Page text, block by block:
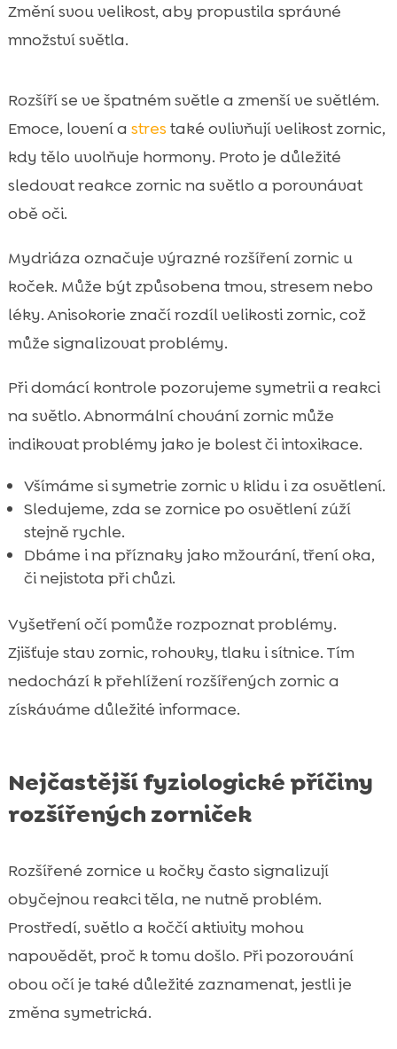
Změní svou velikost, aby propustila správné
množství světla.
Rozšíří se ve špatném světle a zmenší ve světlém.
Emoce, lovení a stres také ovlivňují velikost zornic,
kdy tělo uvolňuje hormony. Proto je důležité
sledovat reakce zornic na světlo a porovnávat
obě oči.
Mydriáza označuje výrazné rozšíření zornic u
koček. Může být způsobena tmou, stresem nebo
léky. Anisokorie značí rozdíl velikosti zornic, což
může signalizovat problémy.
Při domácí kontrole pozorujeme symetrii a reakci
na světlo. Abnormální chování zornic může
indikovat problémy jako je bolest či intoxikace.
Všímáme si symetrie zornic v klidu i za osvětlení.
Sledujeme, zda se zornice po osvětlení zúží
stejně rychle.
Dbáme i na příznaky jako mžourání, tření oka,
či nejistota při chůzi.
Vyšetření očí pomůže rozpoznat problémy.
Zjišťuje stav zornic, rohovky, tlaku i sítnice. Tím
nedochází k přehlížení rozšířených zornic a
získáváme důležité informace.
Nejčastější fyziologické příčiny
rozšířených zorniček
Rozšířené zornice u kočky často signalizují
obyčejnou reakci těla, ne nutně problém.
Prostředí, světlo a koččí aktivity mohou
napovědět, proč k tomu došlo. Při pozorování
obou očí je také důležité zaznamenat, jestli je
změna symetrická.